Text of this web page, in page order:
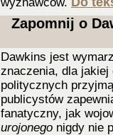
Zapomnij o
Dawkins jest
znaczenia, dla
politycznych
publicystów
fanatyczny, jak
urojonego nigdy nie